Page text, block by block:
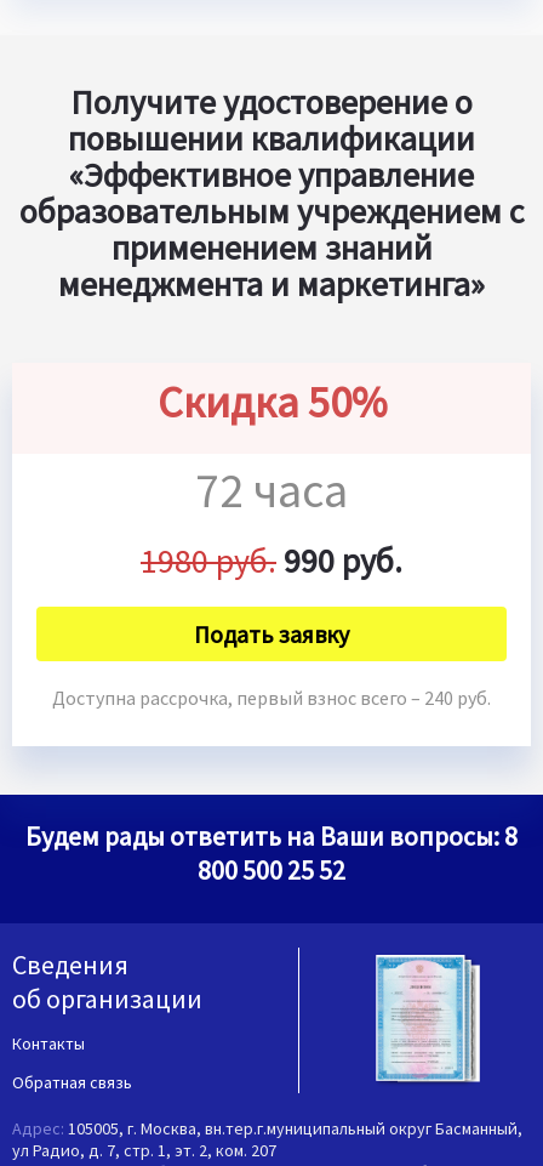
Получите удостоверение о
повышении квалификации
«Эффективное управление
образовательным учреждением с
применением знаний
менеджмента и маркетинга»
Скидка 50%
72 часа
1980 руб.990 руб.
Подать заявку
Доступна рассрочка, первый взнос всего – 240 руб.
Будем рады ответить на Ваши вопросы:8
800 500 25 52
Адрес: 105005, г. Москва, вн.тер.г.муниципальный округ Басманный,
ул Радио, д. 7, стр. 1, эт. 2, ком. 207
Сведения
об организации
Контакты
Обратная связь